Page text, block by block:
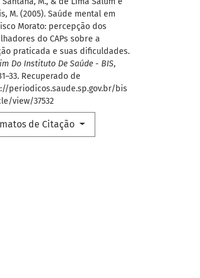
M. (2005). Saúde mental em
Morato: percepção dos
do CAPs sobre a
praticada e suas dificuldades.
Do Instituto De Saúde - BIS,
Recuperado de
periodicos.saude.sp.gov.br/bis
view/37532
de Citação